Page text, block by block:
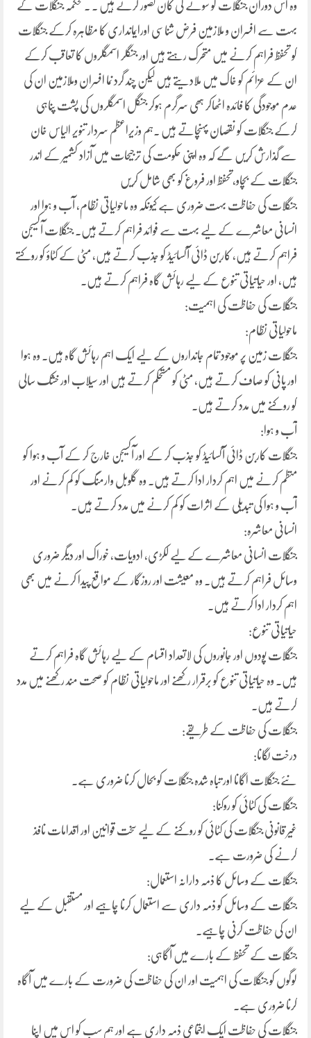
وہ اس دوران جنگلات کو سونے کی کان تصور کرتے ہیں ۔ ۔محکمہ جنگلات کے
بہت سے افسران و ملازمین فرض شناسی اورایمانداری کا مظاہرہ کرکے جنگلات
کو تحفظ فراہم کرنے میں متحرک رہتے ہیں اور جنگلر اسمگلروں کا تعاقب کرکے
ان کے عزائم کو خاک میں ملادیتے ہیں لیکن چند گرد نما افسران وملازمین ان کی
عدم موجودگی کا فائدہ اٹھاکر ہھی سرگرم ہوکر جنگل اسمگلروں کی پشت پناہی
کرکے جنگلات کو نقصان پہنچاتے ہیں ۔ہم وزیراعظم سردار تنویر الیاس خان
سے گذارش کریں گے کہ وہ اپنی حکومت کی ترجیحات میں آزاد کشمیر کے اندر
جنگلات کے بچاو،تحفظ اور فروغ کو بھی شامل کریں
جنگلات کی حفاظت بہت ضروری ہے کیونکہ وہ ماحولیاتی نظام، آب و ہوا اور
انسانی معاشرے کے لیے بہت سے فوائد فراہم کرتے ہیں۔ جنگلات آکسیجن
فراہم کرتے ہیں، کاربن ڈائی آکسائیڈ کو جذب کرتے ہیں، مٹی کے کٹاؤ کو روکتے
ہیں، اور حیاتیاتی تنوع کے لیے رہائش گاہ فراہم کرتے ہیں.
جنگلات کی حفاظت کی اہمیت:
ماحولیاتی نظام:
جنگلات زمین پر موجود تمام جانداروں کے لیے ایک اہم رہائش گاہ ہیں۔ وہ ہوا
اور پانی کو صاف کرتے ہیں، مٹی کو مستحکم کرتے ہیں اور سیلاب اور خشک سالی
کو روکنے میں مدد کرتے ہیں.
آب و ہوا:
جنگلات کاربن ڈائی آکسائیڈ کو جذب کر کے اور آکسیجن خارج کر کے آب و ہوا کو
منظم کرنے میں اہم کردار ادا کرتے ہیں۔ وہ گلوبل وارمنگ کو کم کرنے اور
آب و ہوا کی تبدیلی کے اثرات کو کم کرنے میں مدد کرتے ہیں.
انسانی معاشرہ:
جنگلات انسانی معاشرے کے لیے لکڑی، ادویات، خوراک اور دیگر ضروری
وسائل فراہم کرتے ہیں۔ وہ معیشت اور روزگار کے مواقع پیدا کرنے میں بھی
اہم کردار ادا کرتے ہیں.
حیاتیاتی تنوع:
جنگلات پودوں اور جانوروں کی لاتعداد اقسام کے لیے رہائش گاہ فراہم کرتے
ہیں۔ وہ حیاتیاتی تنوع کو برقرار رکھنے اور ماحولیاتی نظام کو صحت مند رکھنے میں مدد
کرتے ہیں.
جنگلات کی حفاظت کے طریقے:
درخت لگانا:
نئے جنگلات اگانا اور تباہ شدہ جنگلات کو بحال کرنا ضروری ہے۔
جنگلات کی کٹائی کو روکنا:
غیر قانونی جنگلات کی کٹائی کو روکنے کے لیے سخت قوانین اور اقدامات نافذ
کرنے کی ضرورت ہے۔
جنگلات کے وسائل کا ذمہ دارانہ استعمال:
جنگلات کے وسائل کو ذمہ داری سے استعمال کرنا چاہیے اور مستقبل کے لیے
ان کی حفاظت کرنی چاہیے۔
جنگلات کے تحفظ کے بارے میں آگاہی:
لوگوں کو جنگلات کی اہمیت اور ان کی حفاظت کی ضرورت کے بارے میں آگاہ
کرنا ضروری ہے.
جنگلات کی حفاظت ایک اجتماعی ذمہ داری ہے اور ہم سب کو اس میں اپنا